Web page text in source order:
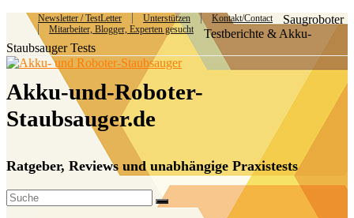
Newsletter / TestLetter Unterstützen
Kontakt/Contact
Mitarbeiter, Blogger, Experten gesucht
Saugroboter
Testberichte & Akku-
Staubsauger Tests
Akku-und-Roboter-
Staubsauger.de
Ratgeber, Reviews und unabhängige Praxistests